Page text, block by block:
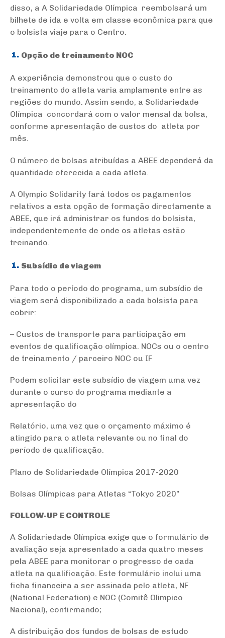
disso, a A Solidariedade Olímpica reembolsará um
bilhete de ida e volta em classe econômica para que
o bolsista viaje para o Centro.
Opção de treinamento NOC
A experiência demonstrou que o custo do
treinamento do atleta varia amplamente entre as
regiões do mundo. Assim sendo, a Solidariedade
Olímpica concordará com o valor mensal da bolsa,
conforme apresentação de custos do atleta por
mês.
O número de bolsas atribuídas a ABEE dependerá da
quantidade oferecida a cada atleta.
A Olympic Solidarity fará todos os pagamentos
relativos a esta opção de formação directamente a
ABEE, que irá administrar os fundos do bolsista,
independentemente de onde os atletas estão
treinando.
Subsídio de viagem
Para todo o período do programa, um subsídio de
viagem será disponibilizado a cada bolsista para
cobrir:
– Custos de transporte para participação em
eventos de qualificação olímpica. NOCs ou o centro
de treinamento / parceiro NOC ou IF
Podem solicitar este subsídio de viagem uma vez
durante o curso do programa mediante a
apresentação do
Relatório, uma vez que o orçamento máximo é
atingido para o atleta relevante ou no final do
período de qualificação.
Plano de Solidariedade Olímpica 2017-2020
Bolsas Olímpicas para Atletas “Tokyo 2020”
FOLLOW-UP E CONTROLE
A Solidariedade Olímpica exige que o formulário de
avaliação seja apresentado a cada quatro meses
pela ABEE para monitorar o progresso de cada
atleta na qualificação. Este formulário inclui uma
ficha financeira a ser assinada pelo atleta, NF
(National Federation) e NOC (Comitê Olimpico
Nacional), confirmando;
A distribuição dos fundos de bolsas de estudo